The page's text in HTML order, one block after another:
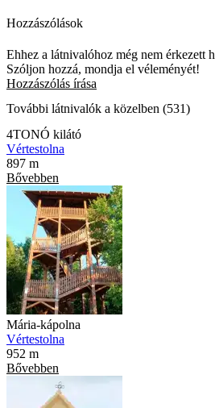
Hozzászólások
Ehhez a látnivalóhoz még nem érkezett
Szóljon hozzá, mondja el véleményét!
Hozzászólás írása
További látnivalók a közelben (531)
4TONÓ kilátó
Vértestolna
897 m
Bővebben
Mária-kápolna
Vértestolna
952 m
Bővebben